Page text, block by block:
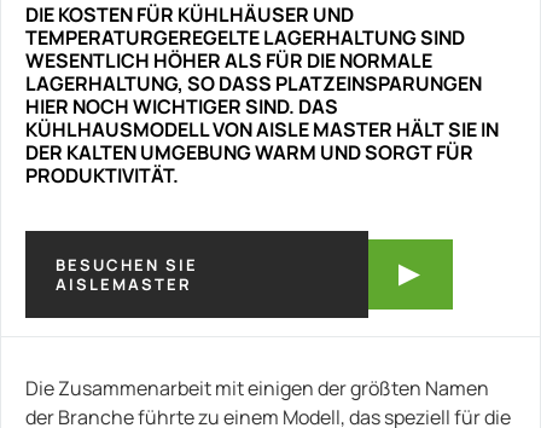
DIE KOSTEN FÜR KÜHLHÄUSER UND
TEMPERATURGEREGELTE LAGERHALTUNG SIND
WESENTLICH HÖHER ALS FÜR DIE NORMALE
LAGERHALTUNG, SO DASS PLATZEINSPARUNGEN
HIER NOCH WICHTIGER SIND. DAS
KÜHLHAUSMODELL VON AISLE MASTER HÄLT SIE IN
DER KALTEN UMGEBUNG WARM UND SORGT FÜR
PRODUKTIVITÄT.
BESUCHEN SIE
AISLEMASTER
Die Zusammenarbeit mit einigen der größten Namen
der Branche führte zu einem Modell, das speziell für die